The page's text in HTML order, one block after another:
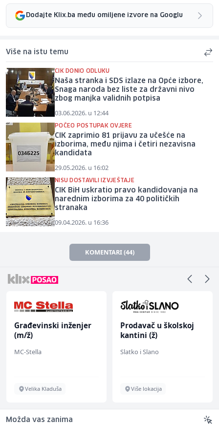
Dodajte Klix.ba među omiljene izvore na Googlu
Više na istu temu
CIK DONIO ODLUKU
Naša stranka i SDS izlaze na Opće izbore,
Snaga naroda bez liste za državni nivo
zbog manjka validnih potpisa
03.06.2026. u 12:44
POČEO POSTUPAK OVJERE
CIK zaprimio 81 prijavu za učešće na
izborima, među njima i četiri nezavisna
kandidata
29.05.2026. u 16:02
NISU DOSTAVILI IZVJEŠTAJE
CIK BiH uskratio pravo kandidovanja na
narednim izborima za 40 političkih
stranaka
09.04.2026. u 16:36
KOMENTARI (44)
Građevinski inženjer
(m/ž)
MC-Stella
Velika Kladuša
Prodavač u školskoj
kantini (ž)
Slatko i Slano
Više lokacija
Možda vas zanima